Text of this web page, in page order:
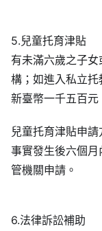
5.兒童托育津貼
有未滿六歲之子
構；如進入私立
新臺幣一千五百元
兒童托育津貼申請
事實發生後六個
管機關申請。
6.法律訴訟補助